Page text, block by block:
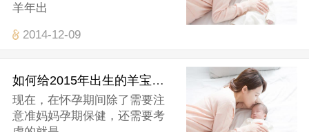
羊年出
2014-12-09
如何给2015年出生的羊宝宝起名
现在，在怀孕期间除了需要注
意准妈妈孕期保健，还需要考